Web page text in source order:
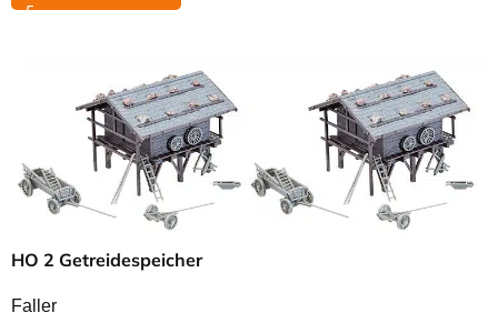
HO 2 Getreidespeicher
Faller